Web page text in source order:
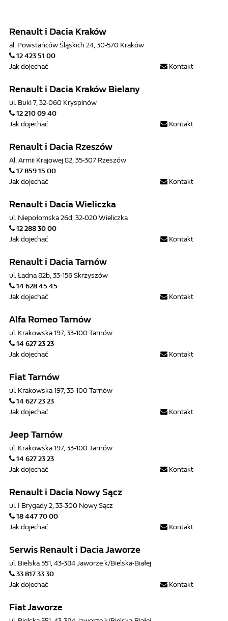
Renault i Dacia Kraków
al. Powstańców Śląskich 24, 30-570 Kraków
12 423 51 00
Kontakt
Jak dojechać
Renault i Dacia Kraków Bielany
ul. Buki 7, 32-060 Kryspinów
12 210 09 40
Kontakt
Jak dojechać
Renault i Dacia Rzeszów
Al. Armii Krajowej 82, 35-307 Rzeszów
17 859 15 00
Kontakt
Jak dojechać
Renault i Dacia Wieliczka
ul. Niepołomska 26d, 32-020 Wieliczka
12 288 30 00
Kontakt
Jak dojechać
Renault i Dacia Tarnów
ul. Ładna 82b, 33-156 Skrzyszów
14 628 45 45
Kontakt
Jak dojechać
Alfa Romeo Tarnów
ul. Krakowska 197, 33-100 Tarnów
14 627 23 23
Kontakt
Jak dojechać
Fiat Tarnów
ul. Krakowska 197, 33-100 Tarnów
14 627 23 23
Kontakt
Jak dojechać
Jeep Tarnów
ul. Krakowska 197, 33-100 Tarnów
14 627 23 23
Kontakt
Jak dojechać
Renault i Dacia Nowy Sącz
ul. I Brygady 2, 33-300 Nowy Sącz
18 447 70 00
Kontakt
Jak dojechać
Serwis Renault i Dacia Jaworze
ul. Bielska 551, 43-384 Jaworze k/Bielska-Białej
33 817 33 30
Kontakt
Jak dojechać
Fiat Jaworze